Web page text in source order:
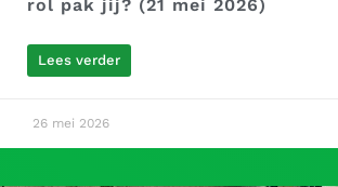
rol pak jij? (21 mei 2026)
Lees verder
26 mei 2026